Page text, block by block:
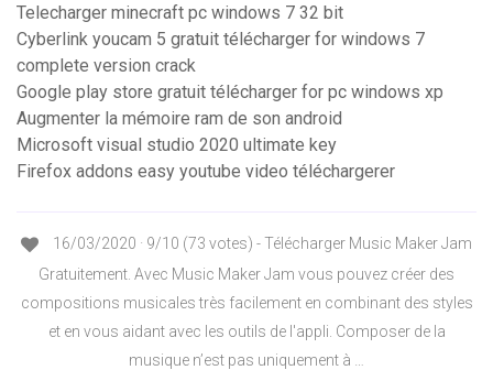
Telecharger minecraft pc windows 7 32 bit
Cyberlink youcam 5 gratuit télécharger for windows 7
complete version crack
Google play store gratuit télécharger for pc windows xp
Augmenter la mémoire ram de son android
Microsoft visual studio 2020 ultimate key
Firefox addons easy youtube video téléchargerer
16/03/2020 · 9/10 (73 votes) - Télécharger Music Maker Jam
Gratuitement. Avec Music Maker Jam vous pouvez créer des
compositions musicales très facilement en combinant des styles
et en vous aidant avec les outils de l'appli. Composer de la
musique n’est pas uniquement à …